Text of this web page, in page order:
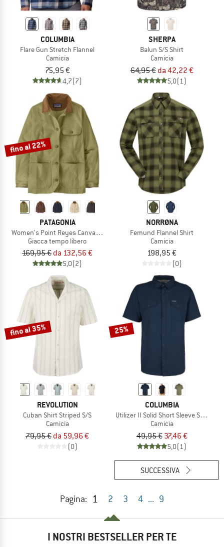
COLUMBIA
Flare Gun Stretch Flannel
Camicia
75,95 €
4,7(7)
SHERPA
Balun S/S Shirt
Camicia
64,95 € da 42,22 €
5,0(1)
fino al 22%
PATAGONIA
Women's Point Reyes Canvas Coat
Giacca tempo libero
169,95 € da 132,56 €
5,0(2)
NORRØNA
Femund Flannel Shirt
Camicia
198,95 €
(0)
fino al 35%
REVOLUTION
Cuban Shirt Striped S/S
Camicia
79,95 € da 59,96 €
(0)
25%
COLUMBIA
Utilizer II Solid Short Sleeve Shirt
Camicia
49,95 € 37,46 €
5,0(1)
Pagina: 1 2 3 4 ... 9
SUCCESSIVA
I NOSTRI BESTSELLER PER TE